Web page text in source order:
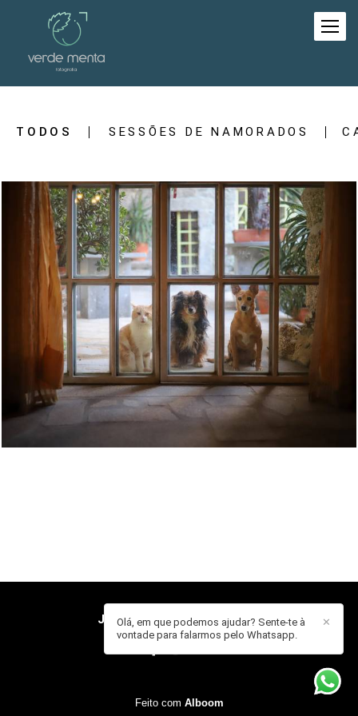
TODOS SESSÕES DE NAMORADOS
JOÃO MENDES/CONTACTO ✕
Olá, em que podemos ajudar? Sente-te à
vontade para falarmos pelo Whatsapp.
Feito com Alboom